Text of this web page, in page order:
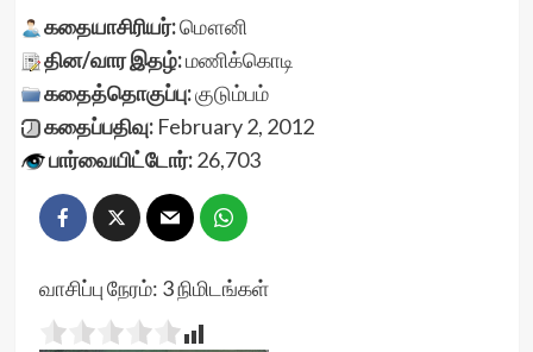
கதையாசிரியர்:மௌனி
தின/வார இதழ்:மணிக்கொடி
கதைத்தொகுப்பு:குடும்பம்
கதைப்பதிவு:February 2, 2012
பார்வையிட்டோர்:26,703
வாசிப்பு நேரம்: 3நிமிடங்கள்